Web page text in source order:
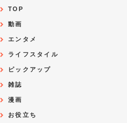
TOP
動画
エンタメ
ライフスタイル
ピックアップ
雑誌
漫画
お役立ち